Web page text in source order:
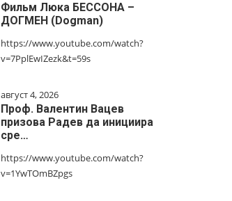
Фильм Люка БЕССОНА –
ДОГМЕН (Dogman)
https://www.youtube.com/watch?
v=7PplEwIZezk&t=59s
август 4, 2026
Проф. Валентин Вацев
призова Радев да инициира
сре…
https://www.youtube.com/watch?
v=1YwTOmBZpgs